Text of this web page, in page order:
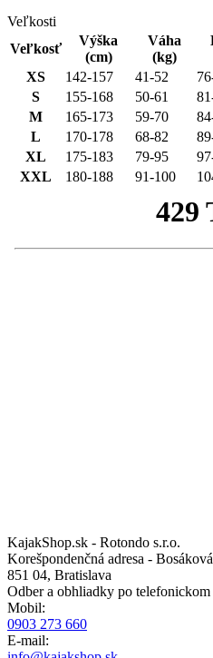
Veľkosti
Veľkosť
Výška
(cm)
Váha
(kg)
XS
142-157 41-52
S
155-168 50-61
M
165-173 59-70
L
170-178 68-82
XL
175-183 79-95
XXL
180-188 91-100
KajakShop.sk - Rotondo s.r.o.
Korešpondenčná adresa -
851 04, Bratislava
Odber a obhliadky po telefonickom
Mobil:
0903 273 660
E-mail: